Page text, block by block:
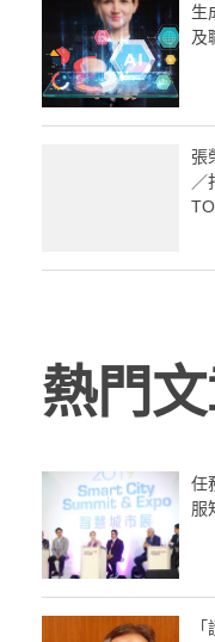
生
及
張
／
熱門
任
服